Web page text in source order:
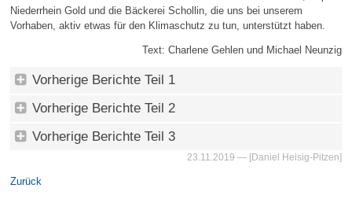
Niederrhein Gold und die Bäckerei Schollin, die uns bei unserem
Vorhaben, aktiv etwas für den Klimaschutz zu tun, unterstützt haben.
Text: Charlene Gehlen und Michael Neunzig
Vorherige Berichte Teil 1
Vorherige Berichte Teil 2
Vorherige Berichte Teil 3
23.11.2019 — [Daniel Heisig-Pitzen]
Zurück